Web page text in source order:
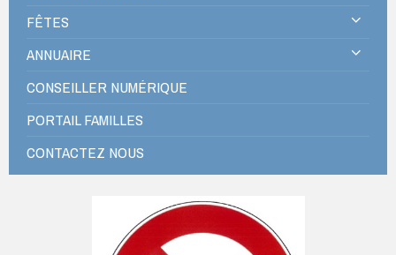
FÊTES
ANNUAIRE
CONSEILLER NUMÉRIQUE
PORTAIL FAMILLES
CONTACTEZ NOUS